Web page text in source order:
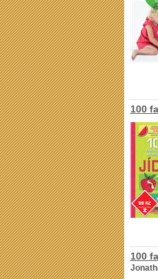
100
100